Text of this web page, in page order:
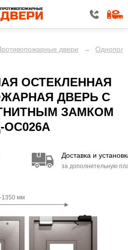
двери →
ОСТЕКЛЕННАЯ
ДВЕРЬ С
ЗАМКОМ
ОС026A
Доставка и
за дополнительную
1350 мм